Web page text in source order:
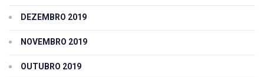
DEZEMBRO 2019
NOVEMBRO 2019
OUTUBRO 2019